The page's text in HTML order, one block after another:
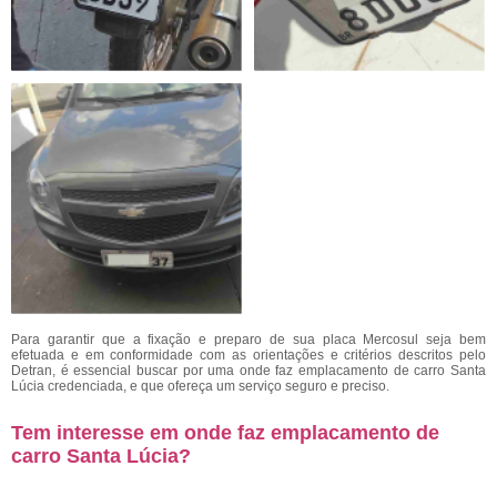
Para garantir que a fixação e preparo de sua placa Mercosul seja bem
efetuada e em conformidade com as orientações e critérios descritos pelo
Detran, é essencial buscar por uma onde faz emplacamento de carro Santa
Lúcia credenciada, e que ofereça um serviço seguro e preciso.
Tem interesse em onde faz emplacamento de
carro Santa Lúcia?